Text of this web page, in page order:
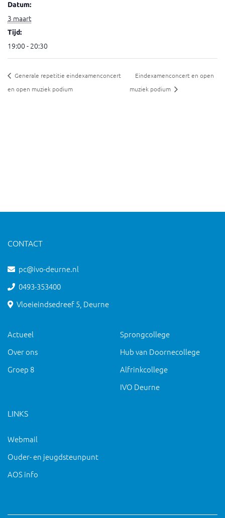
Datum:
3 maart
Tijd:
19:00 - 20:30
Generale repetitie eindexamenconcert
en open muziek podium
Eindexamenconcert en open
muziek podium
CONTACT
pc@ivo-deurne.nl
0493-353400
Vloeieindsedreef 5, Deurne
Actueel
Over ons
Groep 8
Sprongcollege
Hub van Doornecollege
Alfrinkcollege
IVO Deurne
LINKS
Webmail
Ouder- en jeugdsteunpunt
AOS info